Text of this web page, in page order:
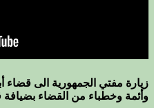
زيارة مفتي الجمهورية الى قضاء
وأئمة وخطباء من القضاء بضيافة